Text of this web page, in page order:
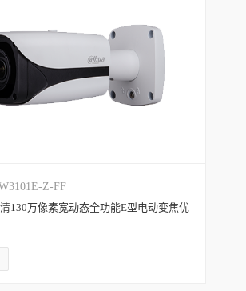
Z-FF
130万像素宽动态全功能E型电动变焦优